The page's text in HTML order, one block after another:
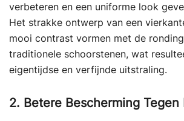
verbeteren en een uniforme look
Het strakke ontwerp van een
mooi contrast vormen met de
traditionele schoorstenen, wat
eigentijdse en verfijnde uitstraling.
2. Betere Bescherming Tegen